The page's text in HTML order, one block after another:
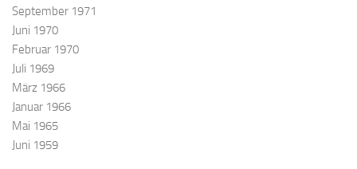
September 1971
Juni 1970
Februar 1970
Juli 1969
März 1966
Januar 1966
Mai 1965
Juni 1959